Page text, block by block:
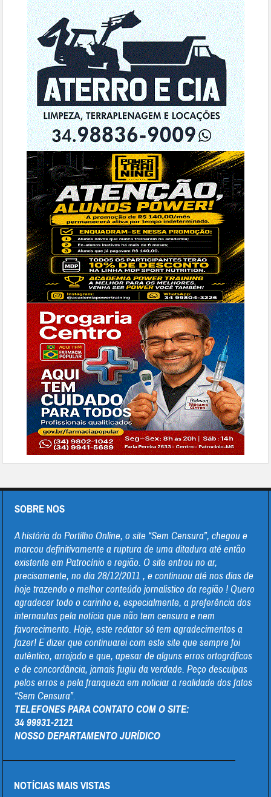
SOBRE NOS
A história do Portilho Online, o site “Sem Censura”, chegou e
marcou definitivamente a ruptura de uma ditadura até então
existente em Patrocínio e região. O site entrou no ar,
precisamente, no dia 28/12/2011 , e continuou até nos dias de
hoje trazendo o melhor conteúdo jornalistico da região ! Quero
agradecer todo o carinho e, especialmente, a preferência dos
internautas pela notícia que não tem censura e nem
favorecimento. Hoje, este redator só tem agradecimentos a
fazer! E dizer que continuarei com este site que sempre foi
autêntico, arrojado e que, apesar de alguns erros ortográficos
e de concordância, jamais fugiu da verdade. Peço desculpas
pelos erros e pela franqueza em noticiar a realidade dos fatos
“Sem Censura”.
TELEFONES PARA CONTATO COM O SITE:
34 99931-2121
NOSSO DEPARTAMENTO JURÍDICO
NOTÍCIAS MAIS VISTAS